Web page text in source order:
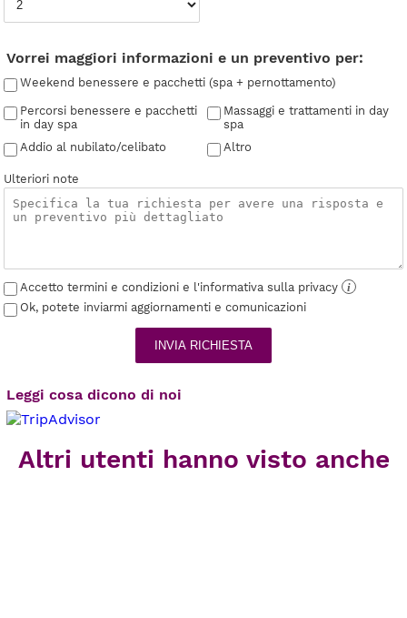
Vorrei maggiori informazioni e un preventivo per:
Weekend benessere e pacchetti (spa + pernottamento)
Percorsi benessere e pacchetti
in day spa
Massaggi e trattamenti in day
spa
Addio al nubilato/celibato
Altro
Ulteriori note
Accetto termini e condizioni e l'informativa sulla privacy
i
Ok, potete inviarmi aggiornamenti e comunicazioni
INVIA RICHIESTA
Leggi cosa dicono di noi
Altri utenti hanno visto anche